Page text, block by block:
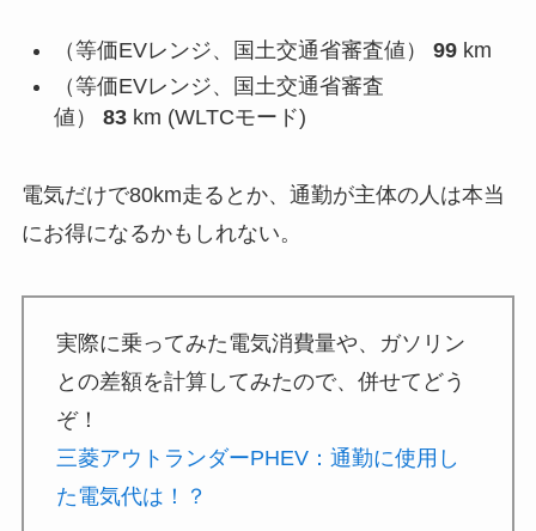
（等価EVレンジ、国土交通省審査値） 99km
（等価EVレンジ、国土交通省審査
値） 83km (WLTCモード)
電気だけで80km走るとか、通勤が主体の人は本当
にお得になるかもしれない。
実際に乗ってみた電気消費量や、ガソリン
との差額を計算してみたので、併せてどう
ぞ！
三菱アウトランダーPHEV：通勤に使用し
た電気代は！？